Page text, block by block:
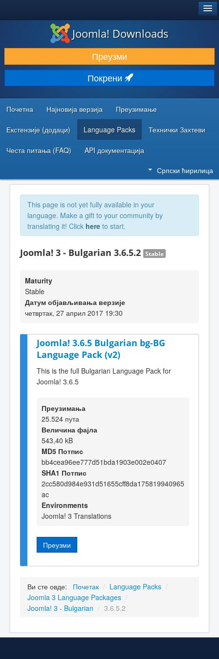
ПРЕУЗИМАЊЕ И ПРОШИРЕЊА (ЕКСТЕНЗИЈЕ)
ОТКРИЈТЕ И НАУЧИТЕ
ЗАЈЕДНИЦА И ПОДРШКА
РЕСУРСИ ЗА РАЗВОЈ
Joomla! Downloads
Преузми
Покрени
Почетна Најновија верзија Преузимање
Екстензије (додаци) Language Packs Технички Захтеви
Честа питања (FAQ) API документација
Српски ћирилица
This page is not yet fully available in your
language. Make a gift to your community by
translating it! Click here to start.
Joomla! 3 - Bulgarian 3.6.5.2 Stable
Maturity
Stable
Датум објављивања верзије
четвртак, 27 април 2017 19:30
Joomla! 3.6.5 Bulgarian bg-BG
Language Pack (v2)
This is the full Bulgarian Language Pack for
Joomla! 3.6.5
Преузимања
25.524 пута
Величина фајла
543,40 kB
MD5 Потпис
bb4cea96ee777d51bda1903e002e0407
SHA1 Потпис
2cc580d984e931d51655cff8da175819940965
ac
Environments
Joomla! 3 Translations
Преузми
Ви сте овде: Почетак / Language Packs /
Joomla 3 Language Packages /
Joomla! 3 - Bulgarian / 3.6.5.2